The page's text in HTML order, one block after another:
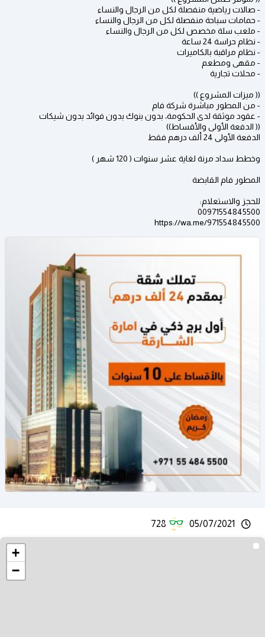
- صالات رياضية منفصلة لكل من الرجال والنساء
- حمامات سباحة منفصلة لكل من الرجال والنساء
- ملعب سلة مخصص لكل من الرجال والنساء
- نظام حراسة 24 ساعة
- نظام مراقبة بالكاميرات
- مقهى ومطعم
- محلات تجارية
(( ميزات المشروع ))
- من المطور مباشرة شركة فام
- عقود موثقة لدى الحكومة، بدون بنوك بدون فوائد بدون شيكات
(( الدفعة الأولى والأقساط))
الدفعة الأولى 24 ألف درهم فقط
وخطط سداد مرنة لغاية عشر سنوات ( 120 شهر )
المطور فام القابضة
للحجز والاستعلام:
00971554845500
https://wa.me/971554845500
05/07/2021
728
+
−